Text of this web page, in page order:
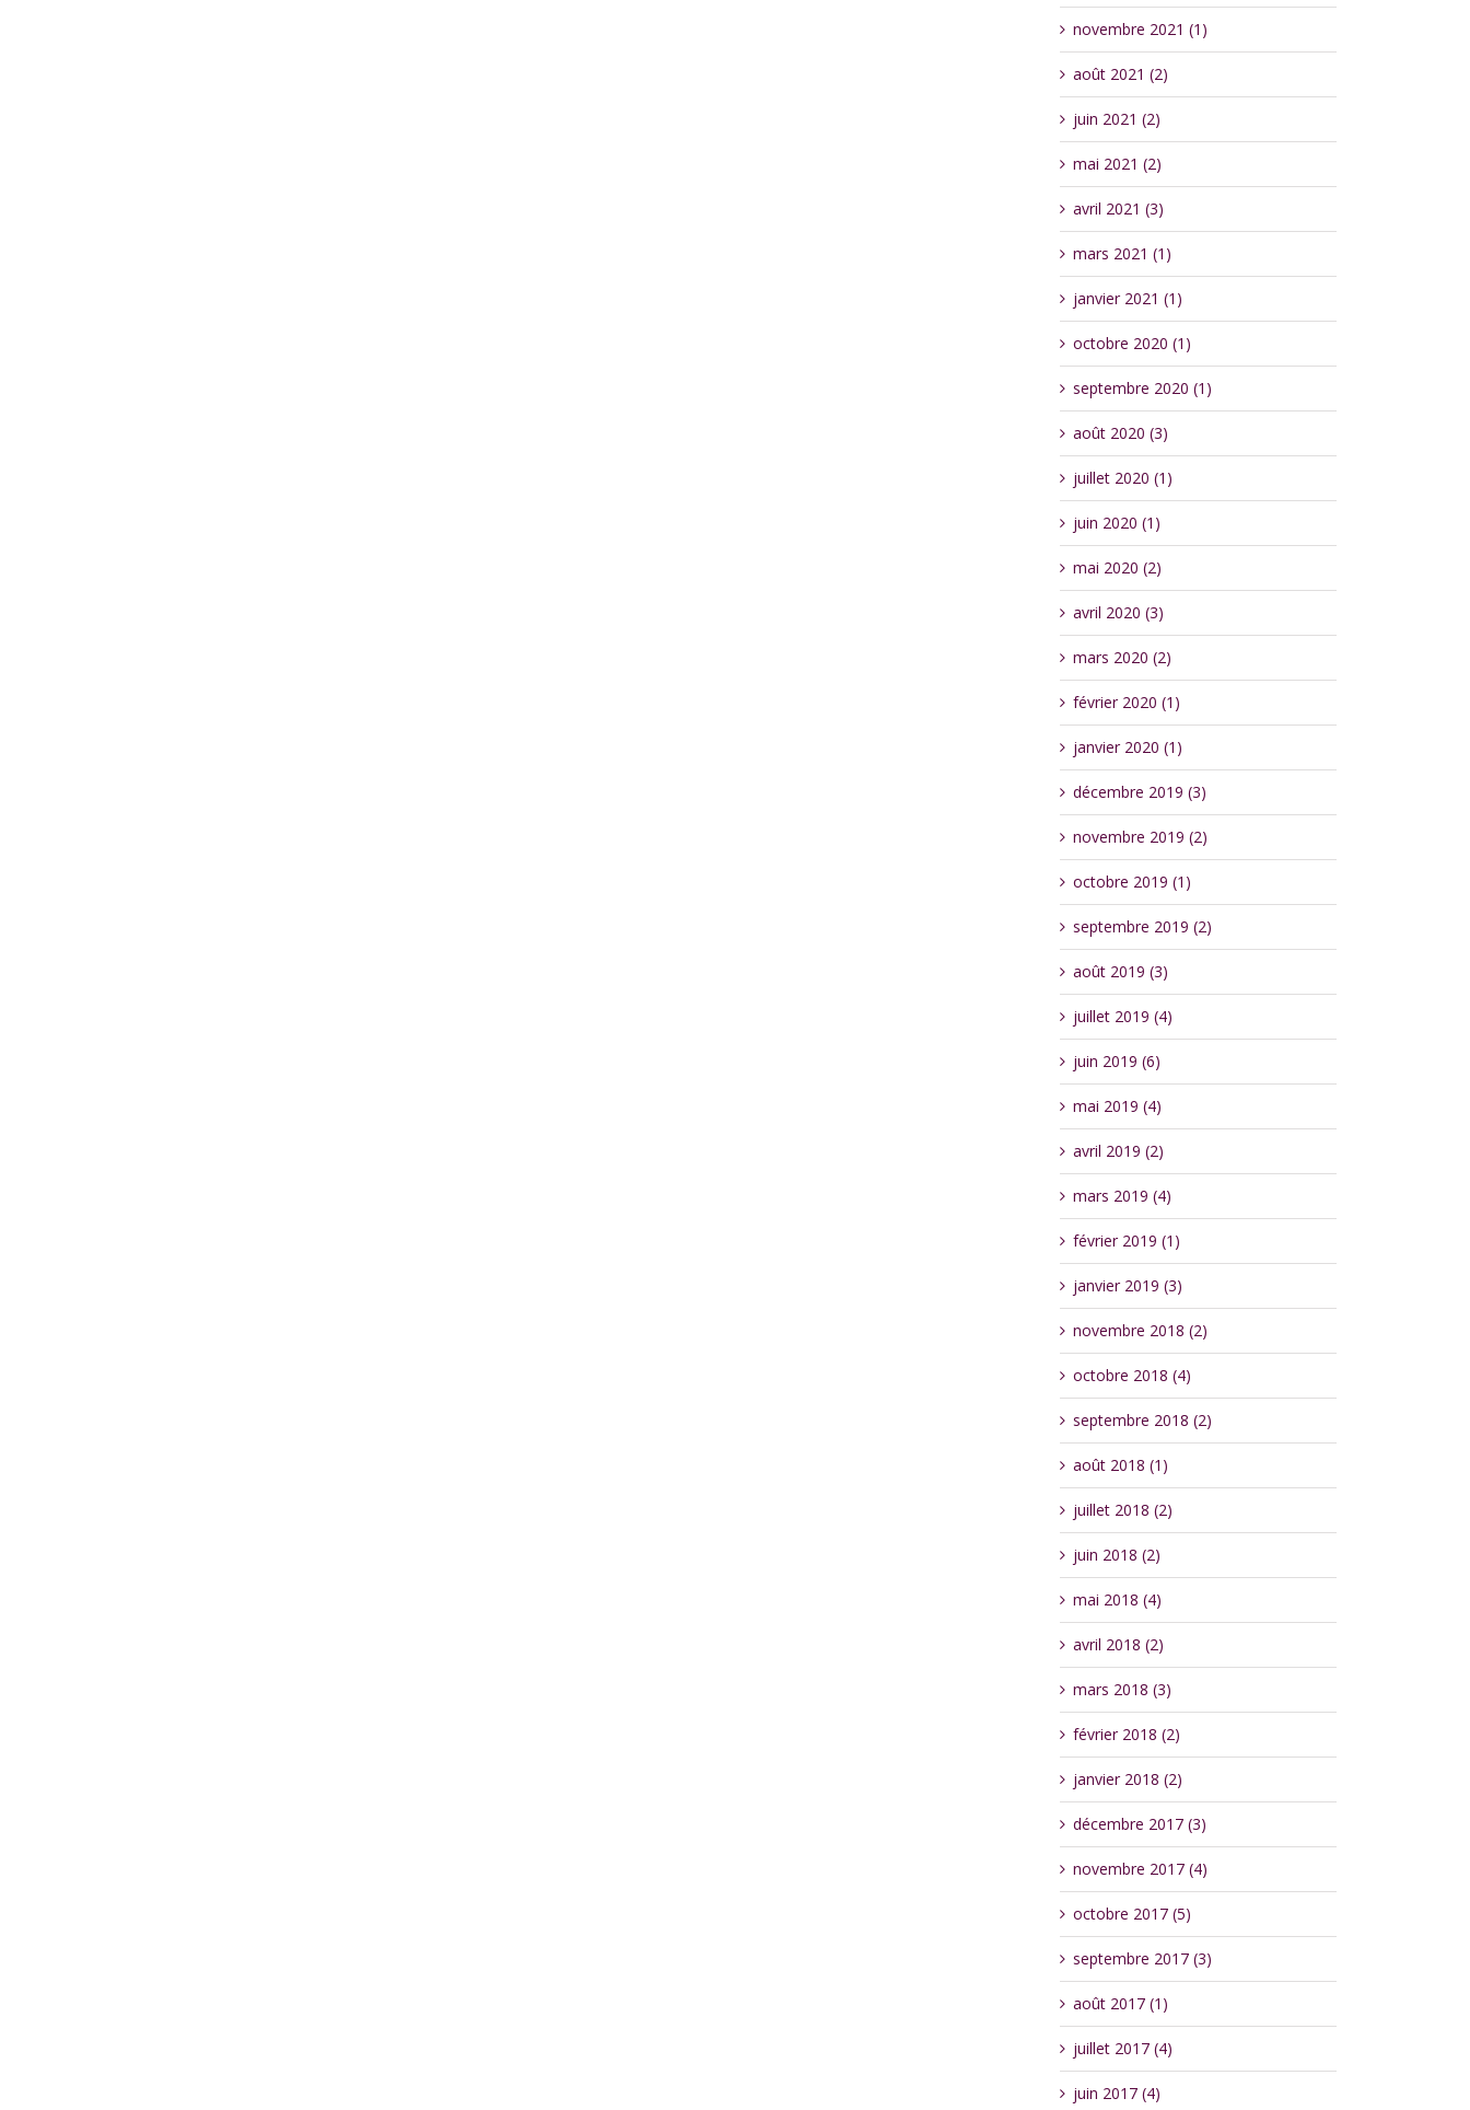
novembre 2021 (1)
août 2021 (2)
juin 2021 (2)
mai 2021 (2)
avril 2021 (3)
mars 2021 (1)
janvier 2021 (1)
octobre 2020 (1)
septembre 2020 (1)
août 2020 (3)
juillet 2020 (1)
juin 2020 (1)
mai 2020 (2)
avril 2020 (3)
mars 2020 (2)
février 2020 (1)
janvier 2020 (1)
décembre 2019 (3)
novembre 2019 (2)
octobre 2019 (1)
septembre 2019 (2)
août 2019 (3)
juillet 2019 (4)
juin 2019 (6)
mai 2019 (4)
avril 2019 (2)
mars 2019 (4)
février 2019 (1)
janvier 2019 (3)
novembre 2018 (2)
octobre 2018 (4)
septembre 2018 (2)
août 2018 (1)
juillet 2018 (2)
juin 2018 (2)
mai 2018 (4)
avril 2018 (2)
mars 2018 (3)
février 2018 (2)
janvier 2018 (2)
décembre 2017 (3)
novembre 2017 (4)
octobre 2017 (5)
septembre 2017 (3)
août 2017 (1)
juillet 2017 (4)
juin 2017 (4)